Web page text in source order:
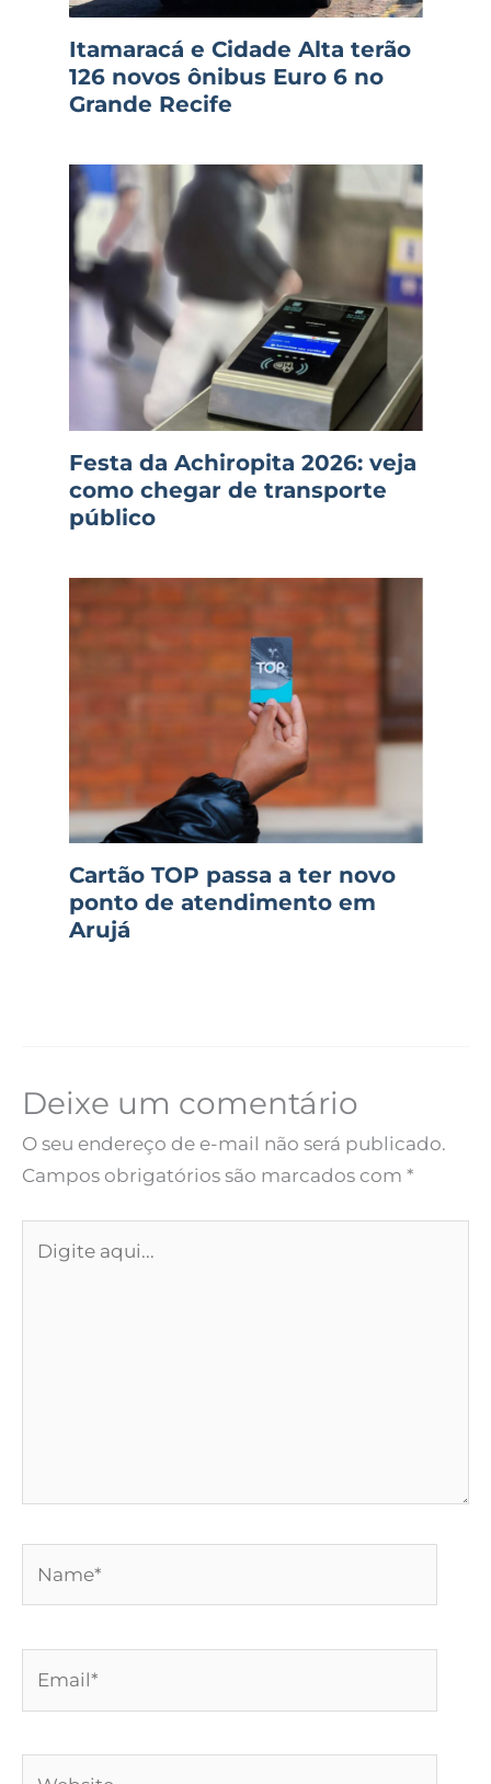
Itamaracá e Cidade Alta terão
126 novos ônibus Euro 6 no
Grande Recife
Festa da Achiropita 2026: veja
como chegar de transporte
público
Cartão TOP passa a ter novo
ponto de atendimento em
Arujá
Deixe um comentário
O seu endereço de e-mail não será publicado.
Campos obrigatórios são marcados com *
aqui...